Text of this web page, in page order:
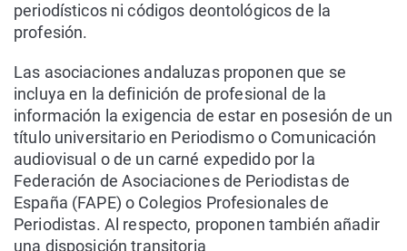
periodísticos ni códigos deontológicos de la
profesión.
Las asociaciones andaluzas proponen que se
incluya en la definición de profesional de la
información la exigencia de estar en posesión de un
título universitario en Periodismo o Comunicación
audiovisual o de un carné expedido por la
Federación de Asociaciones de Periodistas de
España (FAPE) o Colegios Profesionales de
Periodistas. Al respecto, proponen también añadir
una disposición transitoria